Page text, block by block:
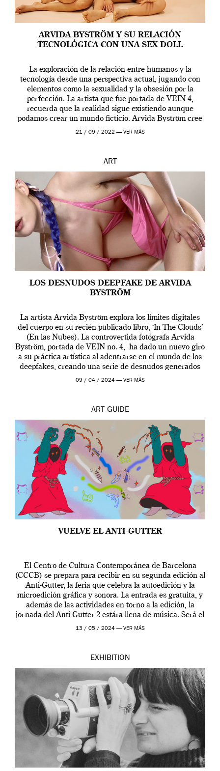
ARVIDA BYSTRÖM Y SU RELACIÓN
TECNOLÓGICA CON UNA SEX DOLL
La exploración de la relación entre humanos y la
tecnología desde una perspectiva actual, jugando con
elementos como la sexualidad y la obsesión por la
perfección. La artista que fue portada de VEIN 4,
recuerda que la realidad sigue existiendo aunque
podamos crear un mundo ficticio. Arvida Byström cree
que los humanos tienen un complejo […]
21 / 09 / 2022 — VER MÁS
ART
LOS DESNUDOS DEEPFAKE DE ARVIDA
BYSTRÖM
La artista Arvida Byström explora los límites digitales
del cuerpo en su recién publicado libro, ‘In The Clouds’
(En las Nubes). La controvertida fotógrafa Arvida
Byström, portada de VEIN no. 4, ha dado un nuevo giro
a su práctica artística al adentrarse en el mundo de los
deepfakes, creando una serie de desnudos generados
por […]
09 / 04 / 2024 — VER MÁS
ART GUIDE
VUELVE EL ANTI-GUTTER
El Centro de Cultura Contemporánea de Barcelona
(CCCB) se prepara para recibir en su segunda edición al
Anti-Gutter, la feria que celebra la autoedición y la
microedición gráfica y sonora. La entrada es gratuita, y
además de las actividades en torno a la edición, la
jornada del Anti-Gutter 2 estára llena de música. Será el
[…]
13 / 05 / 2024 — VER MÁS
EXHIBITION